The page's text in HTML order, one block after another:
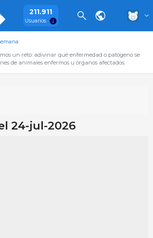
211.911
Usuarios
un reto: adivinar qué enfermedad o patógeno se
de animales enfermos u órganos afectados.
24-jul-2026